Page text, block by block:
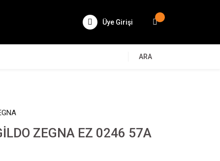
Üye Girişi
ARA
ZEGNA EZ 0246 57A